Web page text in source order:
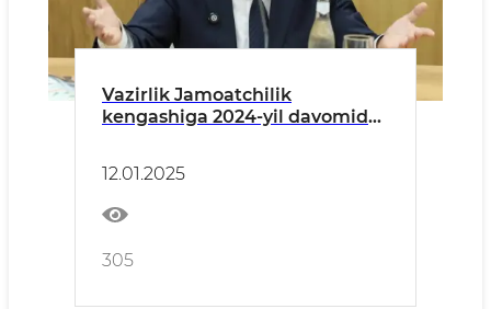
Vazirlik Jamoatchilik
kengashiga 2024-yil davomida
yuzasidan hisobot berildi
12.01.2025
305